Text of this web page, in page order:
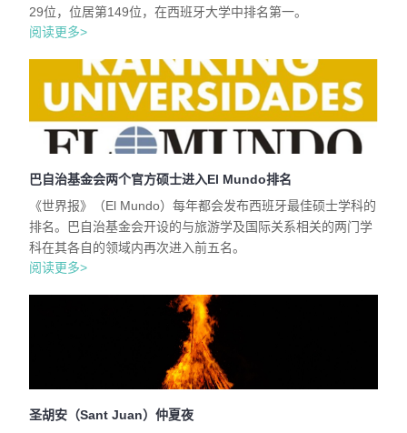
29位，位居第149位，在西班牙大学中排名第一。
阅读更多>
巴自治基金会两个官方硕士进入El Mundo排名
《世界报》（El Mundo）每年都会发布西班牙最佳硕士学科的
排名。巴自治基金会开设的与旅游学及国际关系相关的两门学
科在其各自的领域内再次进入前五名。
阅读更多>
圣胡安（Sant Juan）仲夏夜